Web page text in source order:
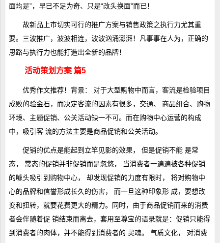
面均是”，早已不足为奇、只是“改头换面”而已！
故新品上市切实可行的推广方案与销售政策之执行力尤其重
要。三波推广，波波相连，波波汹涌澎湃！凡事事在人为，正确的
思路与执行力也能打造出全新的品牌！
活动策划方案 篇5
优秀作文推荐！背景： 对于大型购物中而言，客流是检验项目
成败的验金石，而决定客流的因素有很多，交通、 商品组合、购物
环境、主题促销、公关活动缺一不可。而在购物中心运营的构成
中，吸引客 流的方法主要是商品促销和公关活动。
促销的优点是能起到立竿见影的效果， 但是促销不能 是常
态， 常态的促销并非促销而是忽悠， 当消费者一遍遍被各种促销
的噱头吸引到购物中心， 却发现促销的力度有限时， 将对购物中
心的品牌和信誉形成长久的伤害， 而一旦这种印象形 成，要想改
变和扭转，就要花费更大的精力。同时，由于商品促销而来的消费
者会伴随着促 销结束而离去，套用至尊宝的语录就是：促销只能得
到消费者的肉体，并不能得到消费者的 灵魂。 气质文化， 对消费